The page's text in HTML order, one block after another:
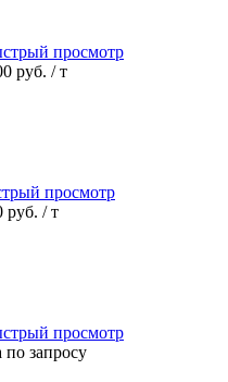
просмотр
руб. / т
просмотр
руб. / т
просмотр
по запросу